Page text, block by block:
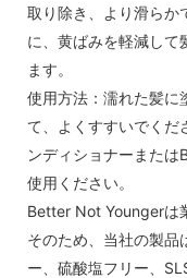
取り除き、より滑らか
に、黄ばみを軽減して
ます。
使用方法：濡れた髪に
て、よくすすいでく
ンディショナーまた
使用ください。
Better Not Youngerは
そのため、当社の製品
ー、硫酸塩フリー、